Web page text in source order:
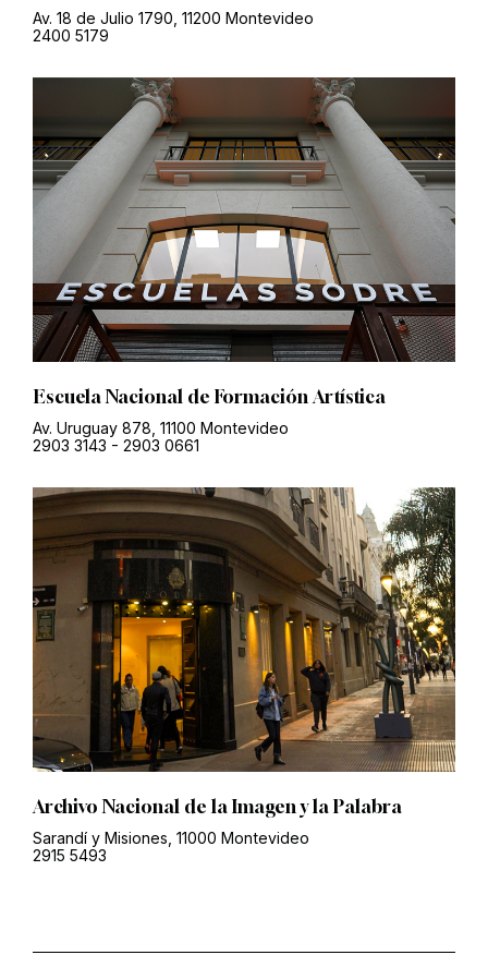
Av. 18 de Julio 1790, 11200 Montevideo
2400 5179
Escuela Nacional de Formación Artística
Av. Uruguay 878, 11100 Montevideo
2903 3143 - 2903 0661
Archivo Nacional de la Imagen y la Palabra
Sarandí y Misiones, 11000 Montevideo
2915 5493